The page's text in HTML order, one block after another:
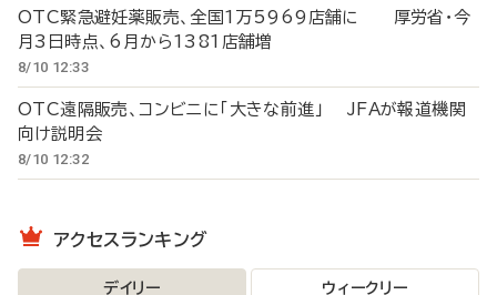
OTC緊急避妊薬販売、全国1万5969店舗に 厚労省・今
月3日時点、6月から1381店舗増
8/10 12:33
OTC遠隔販売、コンビニに「大きな前進」 JFAが報道機関
向け説明会
8/10 12:32
アクセスランキング
デイリー ウィークリー